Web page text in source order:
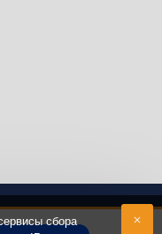
сбора